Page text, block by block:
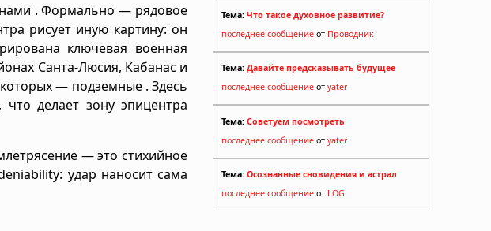
. Формально — рядовое
рисует иную картину: он
ключевая военная
Санта-Люсия, Кабанас и
— подземные . Здесь
делает зону эпицентра
— это стихийное
удар наносит сама
Тема: Что такое духовное развитие?
последнее сообщение от Проводник
Тема: Давайте предсказывать будущее
последнее сообщение от yater
Тема: Советуем посмотреть
последнее сообщение от yater
Тема: Осознанные сновидения и астрал
последнее сообщение от LOG